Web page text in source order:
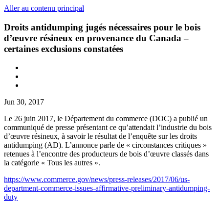
Aller au contenu principal
Droits antidumping jugés nécessaires pour le bois
d’œuvre résineux en provenance du Canada –
certaines exclusions constatées
Jun 30, 2017
Le 26 juin 2017, le Département du commerce (DOC) a publié un
communiqué de presse présentant ce qu’attendait l’industrie du bois
d’œuvre résineux, à savoir le résultat de l’enquête sur les droits
antidumping (AD). L’annonce parle de « circonstances critiques »
retenues à l’encontre des producteurs de bois d’œuvre classés dans
la catégorie « Tous les autres ».
https://www.commerce.gov/news/press-releases/2017/06/us-
department-commerce-issues-affirmative-preliminary-antidumping-
duty